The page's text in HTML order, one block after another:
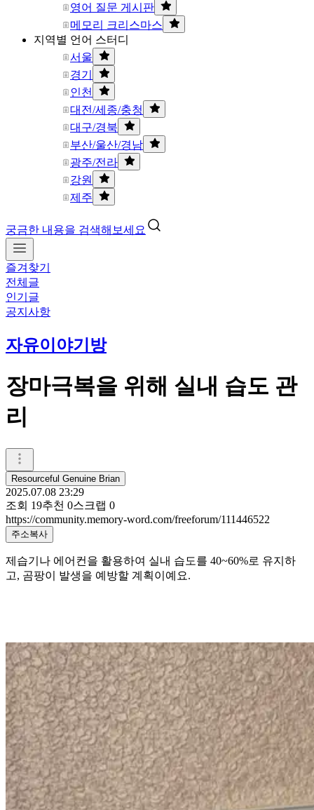
영어 질문 게시판
메모리 크리스마스
지역별 언어 스터디
서울
경기
인천
대전/세종/충청
대구/경북
부산/울산/경남
광주/전라
강원
제주
궁금한 내용을 검색해보세요
즐겨찾기
전체글
인기글
공지사항
자유이야기방
장마극복을 위해 실내 습도 관
리
Resourceful Genuine Brian
2025.07.08 23:29
조회 19추천 0스크랩 0
https://community.memory-word.com/freeforum/111446522
주소복사
제습기나 에어컨을 활용하여 실내 습도를 40~60%로 유지하
고, 곰팡이 발생을 예방할 계획이예요.